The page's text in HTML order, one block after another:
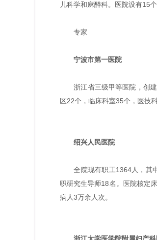
儿科学和麻醉科。医院设有15
专家
宁波市第一医院
浙江省三级甲等医院，创建
区22个，临床科室35个，医技科
绍兴人民医院
全院现有职工1364人，其中
职研究生导师18名。医院核定
病人3万余人次。